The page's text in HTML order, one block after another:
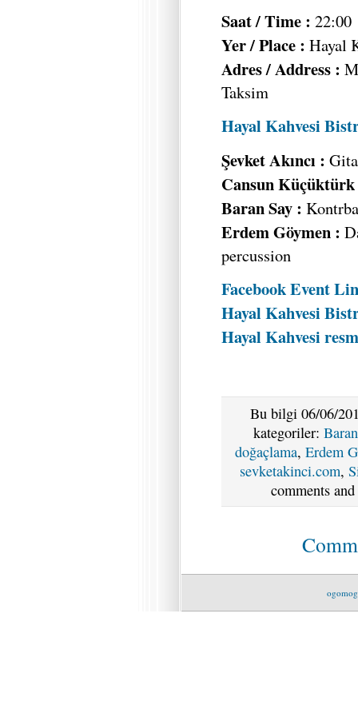
Saat / Time : 22:00
Yer / Place : Hayal
Adres / Address :
Taksim
Hayal Kahvesi
Şevket Akıncı :
Cansun
Baran Say :
Erdem Göymen :
percussion
Facebook Event
Hayal Kahvesi
Hayal Kahvesi
Bu bilgi 06/06/
kategoriler:
doğaçlama, Erdem
sevketakinci.com,
comments